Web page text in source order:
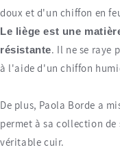
doux et d'un chiffon en
Le liège est une
résistante. Il ne se raye
à l'aide d'un chiffon
De plus, Paola Borde a
permet à sa collection de
véritable cuir.